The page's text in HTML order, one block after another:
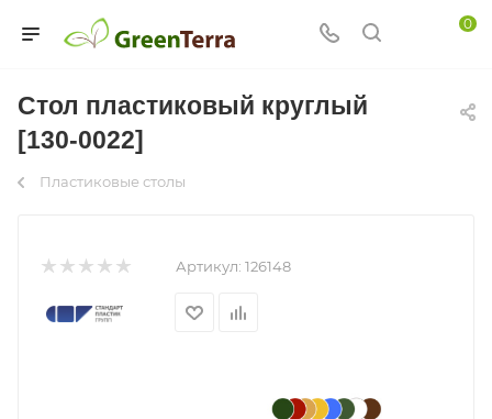
0
Стол пластиковый круглый
[130-0022]
Пластиковые столы
Артикул: 126148